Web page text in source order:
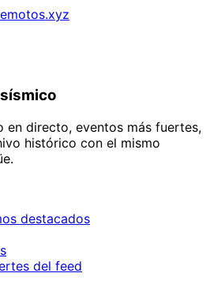
en directo, eventos más fuertes,
histórico con el mismo
destacados
del feed